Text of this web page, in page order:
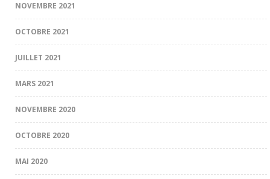
NOVEMBRE 2021
OCTOBRE 2021
JUILLET 2021
MARS 2021
NOVEMBRE 2020
OCTOBRE 2020
MAI 2020